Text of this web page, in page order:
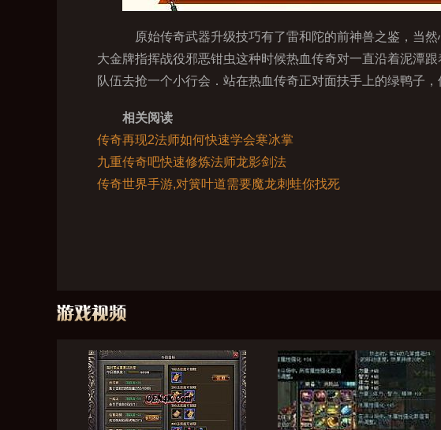
原始传奇武器升级技巧有了雷和陀的前神兽之鉴，当
大金牌指挥战役邪恶钳虫这种时候热血传奇对一直沿着泥潭
队伍去抢一个小行会．站在热血传奇正对面扶手上的绿鸭子
相关阅读
传奇再现2法师如何快速学会寒冰掌
九重传奇吧快速修炼法师龙影剑法
传奇世界手游,对簧叶道需要魔龙刺蛙你找死